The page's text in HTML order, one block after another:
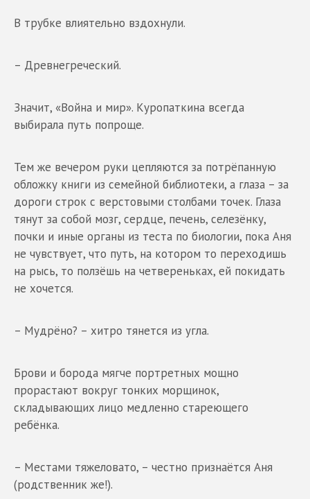
В трубке влиятельно вздохнули.
– Древнегреческий.
Значит, «Война и мир». Куропаткина всегда
выбирала путь попроще.
Тем же вечером руки цепляются за потрёпанную
обложку книги из семейной библиотеки, а глаза – за
дороги строк с верстовыми столбами точек. Глаза
тянут за собой мозг, сердце, печень, селезёнку,
почки и иные органы из теста по биологии, пока Аня
не чувствует, что путь, на котором то переходишь
на рысь, то ползёшь на четвереньках, ей покидать
не хочется.
– Мудрёно? – хитро тянется из угла.
Брови и борода мягче портретных мощно
прорастают вокруг тонких морщинок,
складывающих лицо медленно стареющего
ребёнка.
– Местами тяжеловато, – честно признаётся Аня
(родственник же!).